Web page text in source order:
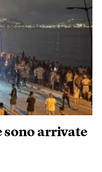
sono arrivate